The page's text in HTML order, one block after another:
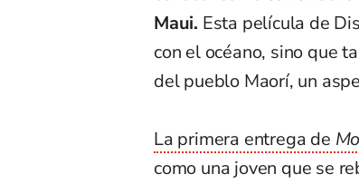
Maui. Esta película de
con el océano, sino que
del pueblo Maorí, un
La primera entrega de
como una joven que se